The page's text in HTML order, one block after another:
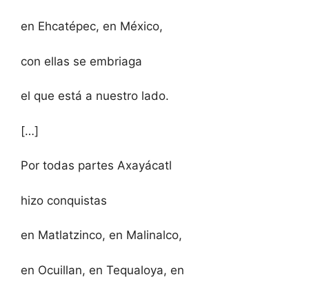
en Ehcatépec, en México,
con ellas se embriaga
el que está a nuestro lado.
[…]
Por todas partes Axayácatl
hizo conquistas
en Matlatzinco, en Malinalco,
en Ocuillan, en Tequaloya, en